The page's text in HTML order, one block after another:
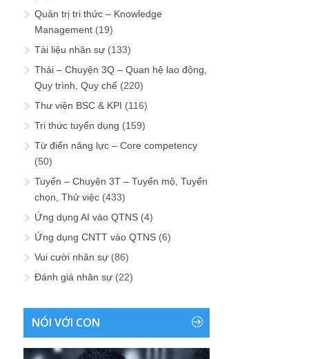
Quản trị tri thức – Knowledge
Management (19)
Tài liệu nhân sự (133)
Thải – Chuyện 3Q – Quan hệ lao động,
Quy trình, Quy chế (220)
Thư viện BSC & KPI (116)
Tri thức tuyển dụng (159)
Từ điển năng lực – Core competency
(50)
Tuyển – Chuyện 3T – Tuyển mộ, Tuyển
chọn, Thử việc (433)
Ứng dụng AI vào QTNS (4)
Ứng dụng CNTT vào QTNS (6)
Vui cười nhân sự (86)
Đánh giá nhân sự (22)
NÓI VỚI CON